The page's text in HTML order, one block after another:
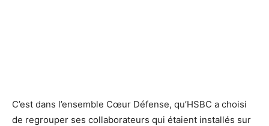
C’est dans l’ensemble Cœur Défense, qu’HSBC a choisi
de regrouper ses collaborateurs qui étaient installés sur